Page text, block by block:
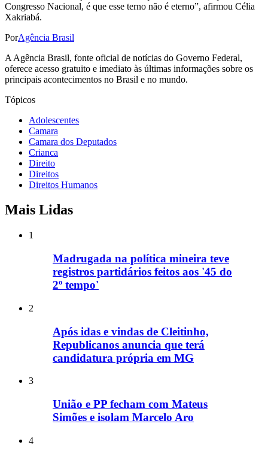
Congresso Nacional, é que esse terno não é eterno”, afirmou Célia
Xakriabá.
PorAgência Brasil
A Agência Brasil, fonte oficial de notícias do Governo Federal,
oferece acesso gratuito e imediato às últimas informações sobre os
principais acontecimentos no Brasil e no mundo.
Tópicos
Adolescentes
Camara
Camara dos Deputados
Crianca
Direito
Direitos
Direitos Humanos
Mais Lidas
1
Madrugada na política mineira teve
registros partidários feitos aos '45 do
2º tempo'
2
Após idas e vindas de Cleitinho,
Republicanos anuncia que terá
candidatura própria em MG
3
União e PP fecham com Mateus
Simões e isolam Marcelo Aro
4